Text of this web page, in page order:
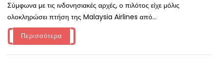
Σύμφωνα με τις ινδονησιακές αρχές, ο πιλότος είχε μόλις
ολοκληρώσει πτήση της Malaysia Airlines από...
Περισσότερα